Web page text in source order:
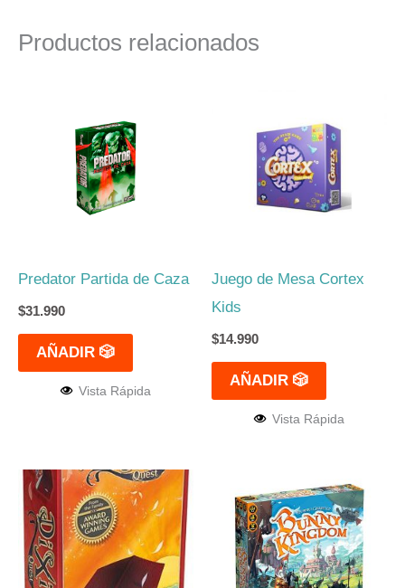
Productos relacionados
Predator Partida de Caza
$31.990
AÑADIR 🎲
Vista Rápida
Juego de Mesa Cortex
Kids
$14.990
AÑADIR 🎲
Vista Rápida